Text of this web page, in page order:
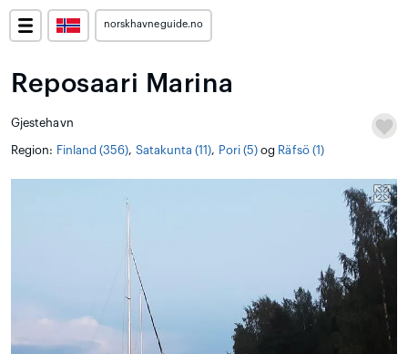
norskhavneguide.no
Reposaari Marina
Gjestehavn
Region: Finland (356), Satakunta (11), Pori (5) og Räfsö (1)